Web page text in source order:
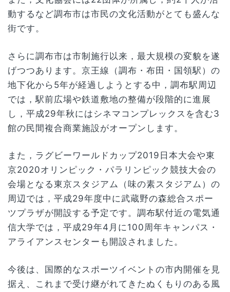
動するなど調布市は市民の文化活動がとても盛んな
街です。
さらに調布市は市制施行以来，最大規模の変貌を遂
げつつあります。京王線（調布・布田・国領駅）の
地下化から5年が経過しようとする中，調布駅周辺
では，駅前広場や鉄道敷地の整備が段階的に進展
し，平成29年秋にはシネマコンプレックスを含む3
館の民間複合商業施設がオープンします。
また，ラグビーワールドカップ2019日本大会や東
京2020オリンピック・パラリンピック競技大会の
会場となる東京スタジアム（味の素スタジアム）の
周辺では，平成29年度中に武蔵野の森総合スポー
ツプラザが開設する予定です。調布駅付近の電気通
信大学では，平成29年4月に100周年キャンパス・
アライアンスセンターも開設されました。
今後は、国際的なスポーツイベントの市内開催を見
据え、これまで受け継がれてきたぬくもりのある風